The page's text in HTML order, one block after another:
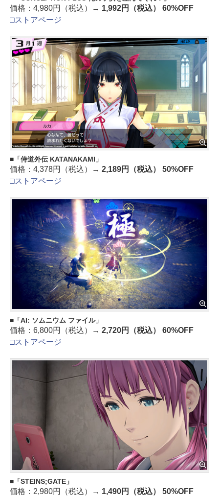
価格：4,980円（税込）→ 1,992円（税込） 60%OFF
□ストアページ
「侍道外伝 KATANAKAMI」
価格：4,378円（税込）→ 2,189円（税込） 50%OFF
□ストアページ
「AI: ソムニウム ファイル」
価格：6,800円（税込）→ 2,720円（税込） 60%OFF
□ストアページ
「STEINS;GATE」
価格：2,980円（税込）→ 1,490円（税込） 50%OFF